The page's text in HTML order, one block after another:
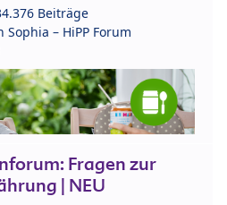
Beiträge
Sophia – HiPP Forum
Fragen zur
| NEU